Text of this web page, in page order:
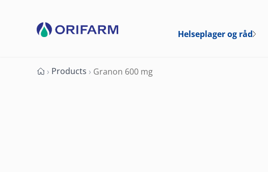
Helseplager og råd
Forside
› Products › Granon 600 mg